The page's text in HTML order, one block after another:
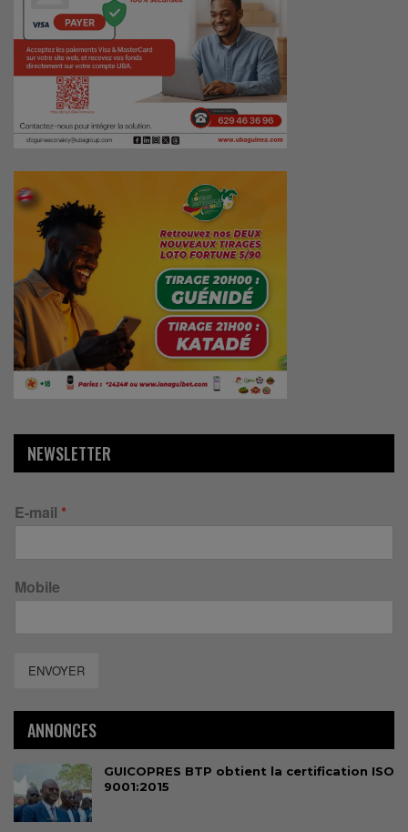
NEWSLETTER
E-mail *
Mobile
ENVOYER
ANNONCES
GUICOPRES BTP obtient la certification ISO
9001:2015